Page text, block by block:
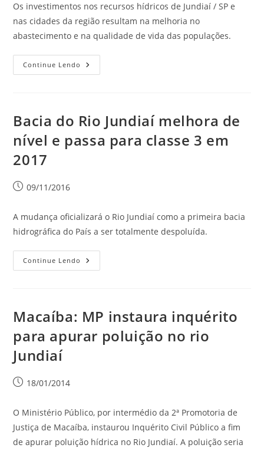
Os investimentos nos recursos hídricos de Jundiaí / SP e
nas cidades da região resultam na melhoria no
abastecimento e na qualidade de vida das populações.
Continue Lendo
Bacia do Rio Jundiaí melhora de
nível e passa para classe 3 em
2017
09/11/2016
A mudança oficializará o Rio Jundiaí como a primeira bacia
hidrográfica do País a ser totalmente despoluída.
Continue Lendo
Macaíba: MP instaura inquérito
para apurar poluição no rio
Jundiaí
18/01/2014
O Ministério Público, por intermédio da 2ª Promotoria de
Justiça de Macaíba, instaurou Inquérito Civil Público a fim
de apurar poluição hídrica no Rio Jundiaí. A poluição seria